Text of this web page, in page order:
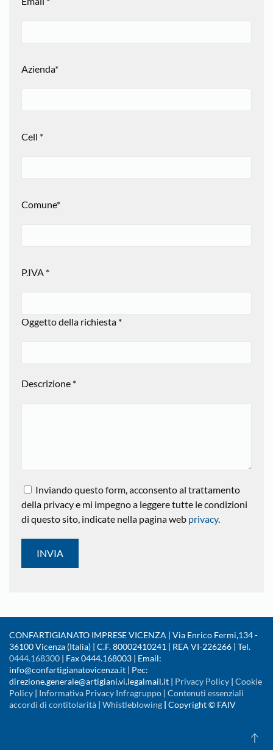
Azienda*
Cell *
Comune*
P.IVA *
Oggetto della richiesta *
Descrizione *
Inviando questo form, acconsento al trattamento
della privacy e mi impegno a leggere tutte le condizioni
di questo sito, indicate nella pagina web privacy.
CONFARTIGIANATO IMPRESE VICENZA | Via Enrico Fermi,134 -
36100 Vicenza (Italia) | C.F. 80002410241 | REA VI-226266 | Tel.
0444.168300 | Fax 0444.168003 | Email:
info@confartigianatovicenza.it | Pec:
direzione.generale@artigiani.vi.legalmail.it | Privacy Policy | Cookie
Policy | Informativa Privacy Infragruppo | Contenuti essenziali
accordi di contitolarità | Whistleblowing | Copyright © FAIV